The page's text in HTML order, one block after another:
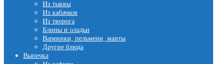
Из тыквы
Из кабачков
Из творога
Блины и оладьи
Вареники, пельмени, манты
Другие блюда
Выпечка